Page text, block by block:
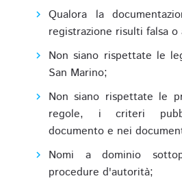
Qualora la
registrazione risulti falsa o
Non siano rispettate le
San Marino;
Non siano rispettate le
regole, i criteri
documento e nei
Nomi a dominio
procedure d'autorità;